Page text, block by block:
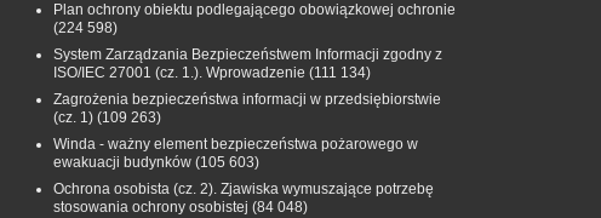
Plan ochrony obiektu podlegającego obowiązkowej ochronie
(224 598)
System Zarządzania Bezpieczeństwem Informacji zgodny z
ISO/IEC 27001 (cz. 1.). Wprowadzenie (111 134)
Zagrożenia bezpieczeństwa informacji w przedsiębiorstwie
(cz. 1) (109 263)
Winda - ważny element bezpieczeństwa pożarowego w
ewakuacji budynków (105 603)
Ochrona osobista (cz. 2). Zjawiska wymuszające potrzebę
stosowania ochrony osobistej (84 048)